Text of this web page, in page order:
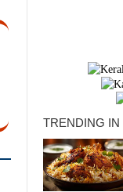
TRENDING IN